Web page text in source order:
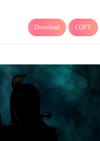
Download COPY